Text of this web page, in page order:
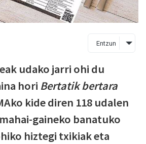
Entzun
udako jarri ohi du
hori Bertatik bertara
kide diren 118 udalen
gaineko banatuko
hiztegi txikiak eta